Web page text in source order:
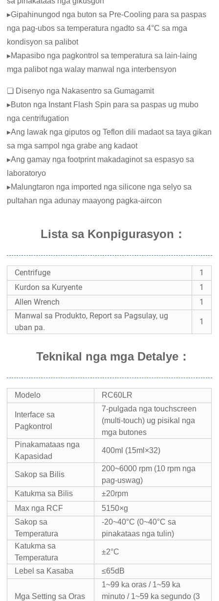
▸Gipahinungod nga buton sa Pre-Cooling para sa paspas
nga pag-ubos sa temperatura ngadto sa 4°C sa mga
kondisyon sa palibot
▸Mapasibo nga pagkontrol sa temperatura sa lain-laing
mga palibot nga walay manwal nga interbensyon
❏ Disenyo nga Nakasentro sa Gumagamit
▸Buton nga Instant Flash Spin para sa paspas ug mubo
nga centrifugation
▸Ang lawak nga giputos og Teflon dili madaot sa taya gikan
sa mga sampol nga grabe ang kadaot
▸Ang gamay nga footprint makadaginot sa espasyo sa
laboratoryo
▸Malungtaron nga imported nga silicone nga selyo sa
pultahan nga adunay maayong pagka-aircon
Lista sa Konpigurasyon：
Centrifuge
1
Kurdon sa Kuryente
1
Allen Wrench
1
Manwal sa Produkto, Report sa Pagsulay, ug
uban pa.
1
Teknikal nga mga Detalye ：
Modelo RC60LR
Interface sa
Pagkontrol
7-pulgada nga touchscreen
(multi-touch) ug pisikal nga
mga butones
Pinakamataas nga
Kapasidad
400ml (15ml×32)
Sakop sa Bilis
200~6000 rpm (10 rpm nga
pag-uswag)
Katukma sa Bilis
±20rpm
Max nga RCF
5150×g
Sakop sa
Temperatura
-20~40°C (0~40°C sa
pinakataas nga tulin)
Katukma sa
Temperatura
±2°C
Lebel sa Kasaba ≤65dB
Mga Setting sa Oras
1~99 ka oras / 1~59 ka
minuto / 1~59 ka segundo (3